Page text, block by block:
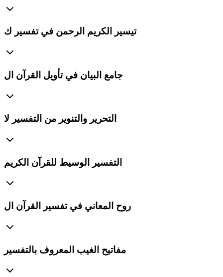
تيسير الكريم الرحمن في تفسير ك
جامع البيان في تأويل القرآن ال
التحرير والتنوير من التفسير لا
التفسير الوسيط للقرآن الكريم
روح المعاني في تفسير القرآن ال
مفاتيح الغيب المعروف بالتفسير